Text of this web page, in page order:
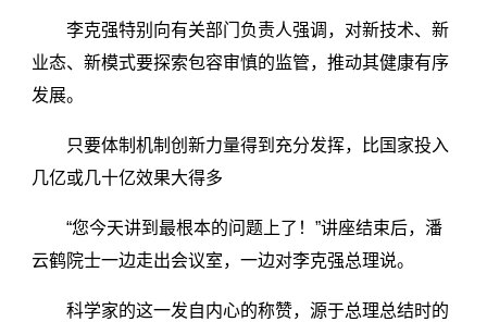
李克强特别向有关部门负责人强调，对新技术、新
业态、新模式要探索包容审慎的监管，推动其健康有序
发展。
只要体制机制创新力量得到充分发挥，比国家投入
几亿或几十亿效果大得多
“您今天讲到最根本的问题上了！”讲座结束后，潘
云鹤院士一边走出会议室，一边对李克强总理说。
科学家的这一发自内心的称赞，源于总理总结时的